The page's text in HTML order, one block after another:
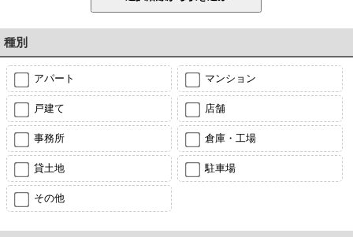
種別
アパート マンション
戸建て 店舗
事務所 倉庫・工場
貸土地 駐車場
その他